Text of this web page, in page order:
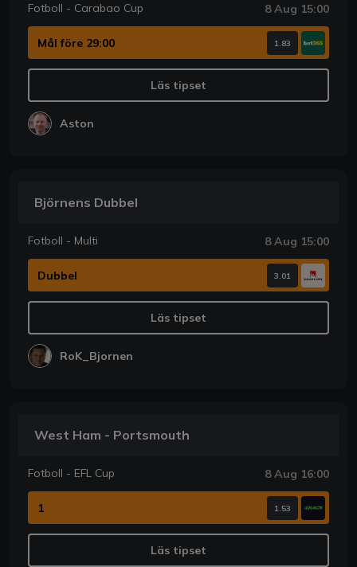
Fotboll - Carabao Cup 8 Aug 15:00
Mål före 29:00 1.83
Läs tipset
Aston
Björnens Dubbel
Fotboll - Multi 8 Aug 15:00
Dubbel 3.01
Läs tipset
RoK_Bjornen
West Ham - Portsmouth
Fotboll - EFL Cup 8 Aug 16:00
1 1.53
Läs tipset